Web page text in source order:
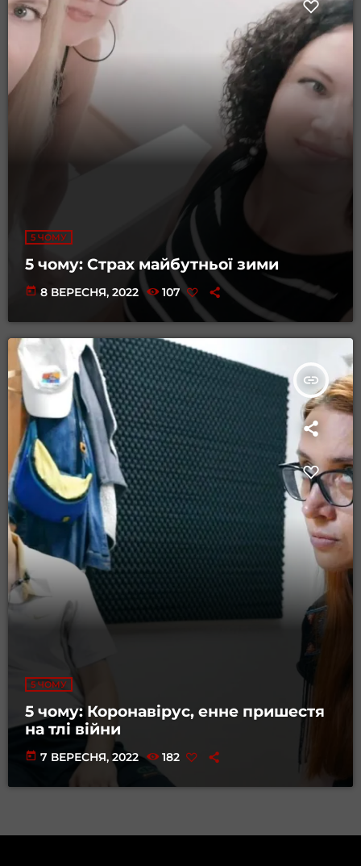
5 ЧОМУ
5 чому: Страх майбутньої зими
today 8 ВЕРЕСНЯ, 2022 107
insert_link
5 ЧОМУ
5 чому: Коронавірус, енне пришестя
на тлі війни
today 7 ВЕРЕСНЯ, 2022 182